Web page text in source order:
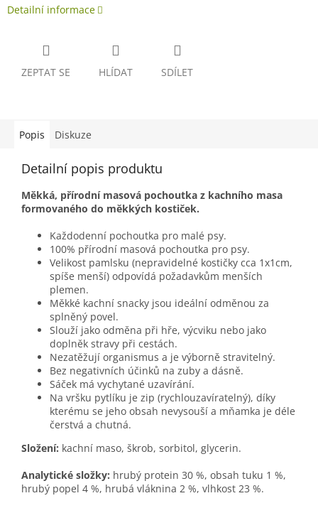
Detailní informace
ZEPTAT SE HLÍDAT SDÍLET
Popis Diskuze
Detailní popis produktu
Měkká, přírodní masová pochoutka z kachního masa
formovaného do měkkých kostiček.
Každodenní pochoutka pro malé psy.
100% přírodní masová pochoutka pro psy.
Velikost pamlsku (nepravidelné kostičky cca 1x1cm,
spíše menší) odpovídá požadavkům menších
plemen.
Měkké kachní snacky jsou ideální odměnou za
splněný povel.
Slouží jako odměna při hře, výcviku nebo jako
doplněk stravy při cestách.
Nezatěžují organismus a je výborně stravitelný.
Bez negativních účinků na zuby a dásně.
Sáček má vychytané uzavírání.
Na vršku pytlíku je zip (rychlouzavíratelný), díky
kterému se jeho obsah nevysouší a mňamka je déle
čerstvá a chutná.
Složení: kachní maso, škrob, sorbitol, glycerin.
Analytické složky: hrubý protein 30 %, obsah tuku 1 %,
hrubý popel 4 %, hrubá vláknina 2 %, vlhkost 23 %.